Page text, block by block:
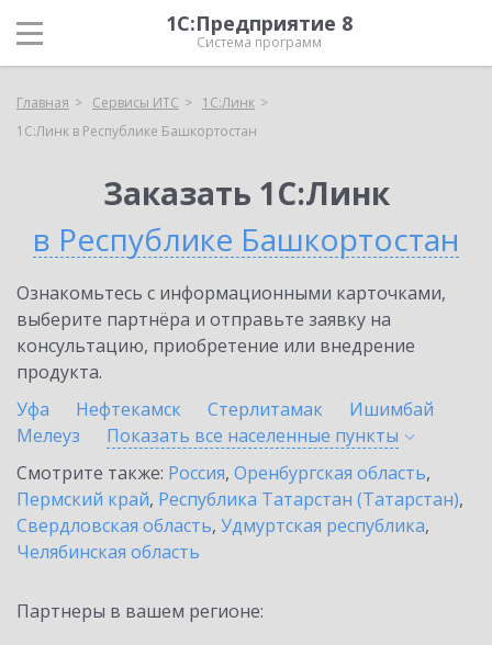
1С:Предприятие 8
Система программ
Главная Сервисы ИТС
1С:Линк
1С:Линк в Республике Башкортостан
Заказать 1С:Линк
в Республике Башкортостан
Ознакомьтесь с информационными карточками,
выберите партнёра и отправьте заявку на
консультацию, приобретение или внедрение
продукта.
Уфа
Нефтекамск Стерлитамак
Ишимбай
Мелеуз
Показать все населенные пункты
Смотрите также: Россия, Оренбургская область,
Пермский край, Республика Татарстан (Татарстан),
Свердловская область, Удмуртская республика,
Челябинская область
Партнеры в вашем регионе: